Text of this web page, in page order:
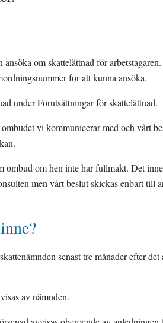
om skattelättnad för
för att kunna ansöka.
under Förutsättningar för skattelättnad.
vi kommunicerar med och vårt
ombud om hen inte har fullmakt. Det
men vårt beslut skickas enbart till
senast tre månader efter det
av nämnden.